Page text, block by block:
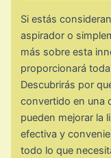
Si estás
aspirador o
más sobre esta
proporcionará
Descubrirás por
convertido en una
pueden mejorar la
efectiva y
todo lo que